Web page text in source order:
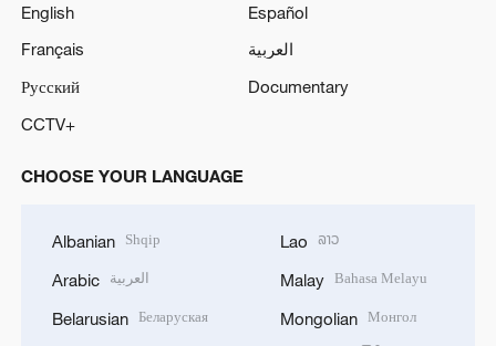
English
Español
Français
العربية
Русский
Documentary
CCTV+
CHOOSE YOUR LANGUAGE
Albanian Shqip
Arabic العربية
Belarusian Беларуская
Lao ລາວ
Malay Bahasa Melayu
Mongolian Монгол